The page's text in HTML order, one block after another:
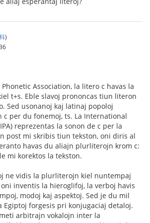
)
Association, la litero c havas la
t+s. Eble slavoj prononcas tiun literon
Sed usonanoj kaj latinaj popoloj
c per du fonemoj, ts. La International
reprezentas la sonon de c per la
post mi skribis tiun tekston, oni diris al
havas du aliajn plurliterojn krom c:
mi korektos la tekston.
ne vidis la plurliterojn kiel nuntempaj
inventis la hieroglifoj, la verboj havis
modoj kaj aspektoj. Sed je du mil
Egiptoj forgesis pri konjugaciaj detaloj.
arbitrajn vokalojn inter la